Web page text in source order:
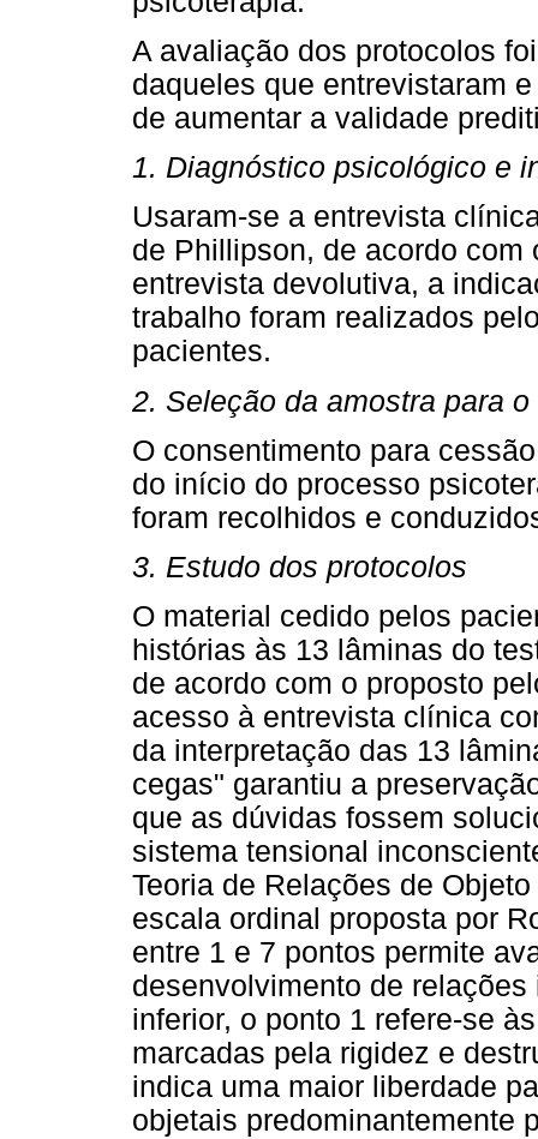
A avaliação dos protocolos
daqueles que entrevistaram
de aumentar a validade
1. Diagnóstico psicológico e
Usaram-se a entrevista
de Phillipson, de acordo com
entrevista devolutiva, a
trabalho foram realizados
pacientes.
2. Seleção da amostra para o
O consentimento para
do início do processo
foram recolhidos e
3. Estudo dos protocolos
O material cedido pelos
histórias às 13 lâminas do
de acordo com o proposto
acesso à entrevista clínica
da interpretação das 13
cegas" garantiu a
que as dúvidas fossem
sistema tensional
Teoria de Relações de
escala ordinal proposta por
entre 1 e 7 pontos permite
desenvolvimento de
inferior, o ponto 1 refere-se
marcadas pela rigidez e
indica uma maior liberdade
objetais predominantemente